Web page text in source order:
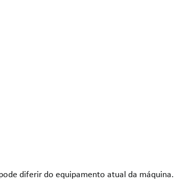
diferir do equipamento atual da máquina.